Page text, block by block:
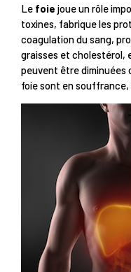
Le foie joue un rôle
toxines, fabrique les
coagulation du sang,
graisses et cholestérol,
peuvent être diminuées
foie sont en souffrance,